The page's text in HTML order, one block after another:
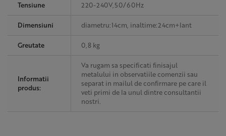
Tensiune 220-240V,50/60Hz
Dimensiuni diametru:14cm, inaltime:24cm+lant
Greutate 0,8 kg
Informatii
produs:
Va rugam sa specificati finisajul
metalului in observatiile comenzii sau
separat in mailul de confirmare pe care il
veti primi de la unul dintre consultantii
nostri.